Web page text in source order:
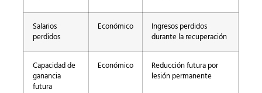
Salarios
perdidos
Económico
Ingresos perdidos
durante la recuperación
Capacidad de
ganancia
futura
Económico
Reducción futura por
lesión permanente